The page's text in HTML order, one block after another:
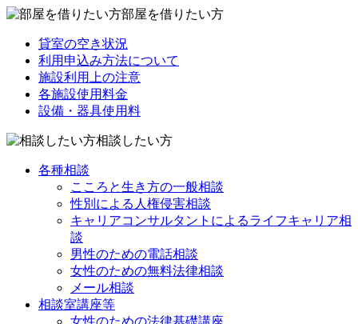
部屋を借りたい方
貸室の空き状況
利用申込み方法について
施設利用上の注意
各施設使用料金
設備・器具使用料
相談したい方
各種相談
こころと生き方の一般相談
性別による人権侵害相談
キャリアコンサルタントによるライフキャリア相
談
男性のための電話相談
女性のための無料法律相談
メール相談
相談室講座等
女性のための法律基礎講座